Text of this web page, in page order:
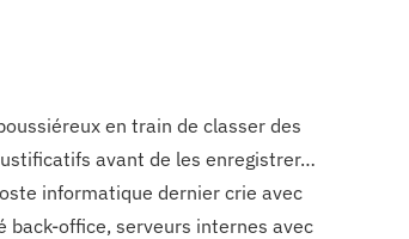
en train de classer des
avant de les enregistrer…
informatique dernier crie avec
back-office, serveurs internes avec